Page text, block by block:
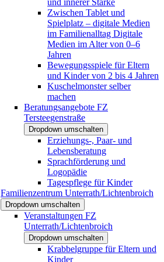
Zwischen Tablet und
Spielplatz – digitale Medien
im Familienalltag Digitale
Medien im Alter von 0–6
Jahren
Bewegungsspiele für Eltern
und Kinder von 2 bis 4 Jahren
Kuschelmonster selber
machen
Beratungsangebote FZ
Tersteegenstraße
Dropdown umschalten
Erziehungs-, Paar- und
Lebensberatung
Sprachförderung und
Logopädie
Tagespflege für Kinder
Familienzentrum Unterrath/Lichtenbroich
Dropdown umschalten
Veranstaltungen FZ
Unterrath/Lichtenbroich
Dropdown umschalten
Krabbelgruppe für Eltern und
Kinder